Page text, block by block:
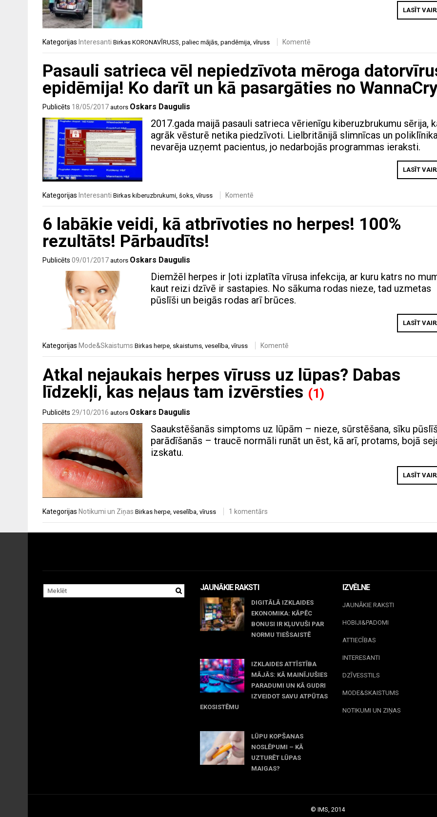
LASĪT
Kategorijas Interesanti Birkas KORONAVĪRUSS paliec mājās pandēmija vīruss Komentē
Pasauli satrieca vēl nepiedzīvota mēroga
epidēmija! Ko darīt un kā pasargāties no
Publicēts 18/05/2017 autors Oskars Daugulis
2017.gada maijā pasauli satrieca vērienīgu kiberuzbrukumu sērija,
agrāk vēsturē netika piedzīvoti. Lielbritānijā slimnīcas un
nevarēja uzņemt pacientus, jo nedarbojās programmas ieraksti.
LASĪT
Kategorijas Interesanti Birkas kiberuzbrukumi šoks vīruss Komentē
6 labākie veidi, kā atbrīvoties no herpes! 100%
rezultāts! Pārbaudīts!
Publicēts 09/01/2017 autors Oskars Daugulis
Diemžēl herpes ir ļoti izplatīta vīrusa infekcija, ar kuru katrs no
kaut reizi dzīvē ir sastapies. No sākuma rodas nieze, tad uzmetas
pūslīši un beigās rodas arī brūces.
LASĪT
Kategorijas Mode&Skaistums Birkas herpe, skaistums, veselība, vīruss Komentē
Atkal nejaukais herpes vīruss uz lūpas? Dabas
līdzekļi, kas neļaus tam izvērsties (1)
Publicēts 29/10/2016 autors Oskars Daugulis
Saaukstēšanās simptoms uz lūpām – nieze, sūrstēšana, sīku
parādīšanās – traucē normāli runāt un ēst, kā arī, protams, bojā
izskatu.
LASĪT
Kategorijas Notikumi un Ziņas Birkas herpe, veselība, vīruss 1 komentārs
JAUNĀKIE RAKSTI
DIGITĀLĀ IZKLAIDES
EKONOMIKA: KĀPĒC
BONUSI IR KĻUVUŠI PAR
NORMU TIEŠSAISTĒ
IZKLAIDES ATTĪSTĪBA
MĀJĀS: KĀ MAINĪJUŠIES
PARADUMI UN KĀ GUDRI
IZVEIDOT SAVU ATPŪTAS
EKOSISTĒMU
LŪPU KOPŠANAS
NOSLĒPUMI – KĀ
UZTURĒT LŪPAS
MAIGAS?
IZVĒLNE
JAUNĀKIE RAKSTI
HOBIJI&PADOMI
ATTIECĪBAS
INTERESANTI
DZĪVESSTILS
MODE&SKAISTUMS
NOTIKUMI UN ZIŅAS
© IMS, 2014